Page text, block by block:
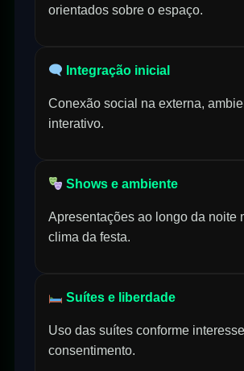
orientados sobre o espaço.
Integração inicial
Conexão social na externa,
interativo.
Shows e ambiente
Apresentações ao longo da noite
clima da festa.
Suítes e liberdade
Uso das suítes conforme
consentimento.